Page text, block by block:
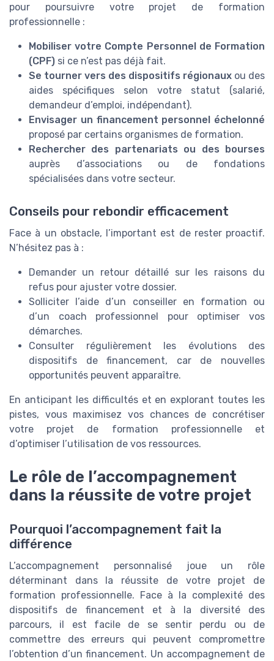
pour poursuivre votre projet de formation
professionnelle :
Mobiliser votre Compte Personnel de Formation
(CPF) si ce n’est pas déjà fait.
Se tourner vers des dispositifs régionaux ou des
aides spécifiques selon votre statut (salarié,
demandeur d’emploi, indépendant).
Envisager un financement personnel échelonné
proposé par certains organismes de formation.
Rechercher des partenariats ou des bourses
auprès d’associations ou de fondations
spécialisées dans votre secteur.
Conseils pour rebondir efficacement
Face à un obstacle, l’important est de rester proactif.
N’hésitez pas à :
Demander un retour détaillé sur les raisons du
refus pour ajuster votre dossier.
Solliciter l’aide d’un conseiller en formation ou
d’un coach professionnel pour optimiser vos
démarches.
Consulter régulièrement les évolutions des
dispositifs de financement, car de nouvelles
opportunités peuvent apparaître.
En anticipant les difficultés et en explorant toutes les
pistes, vous maximisez vos chances de concrétiser
votre projet de formation professionnelle et
d’optimiser l’utilisation de vos ressources.
Le rôle de l’accompagnement
dans la réussite de votre projet
Pourquoi l’accompagnement fait la
différence
L’accompagnement personnalisé joue un rôle
déterminant dans la réussite de votre projet de
formation professionnelle. Face à la complexité des
dispositifs de financement et à la diversité des
parcours, il est facile de se sentir perdu ou de
commettre des erreurs qui peuvent compromettre
l’obtention d’un financement. Un accompagnement de